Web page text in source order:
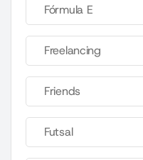
Fórmula E
Freelancing
Friends
Futsal